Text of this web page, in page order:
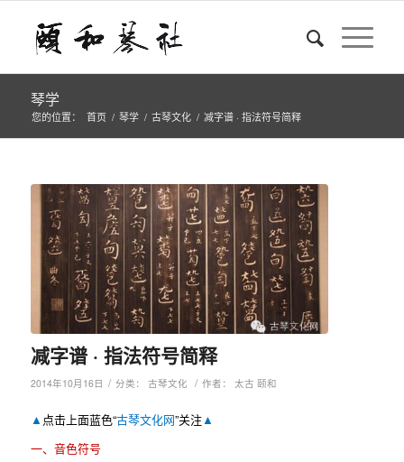
琴学
您的位置： 首页 / 琴学 / 古琴文化 / 减字谱 · 指法符号简释
减字谱 · 指法符号简释
2014年10月16日 / 分类： 古琴文化 / 作者： 太古 颐和
▲ 点击上面蓝色“古琴文化网”关注▲
一、音色符号